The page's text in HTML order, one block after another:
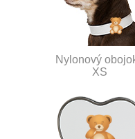
Nylonový
XS